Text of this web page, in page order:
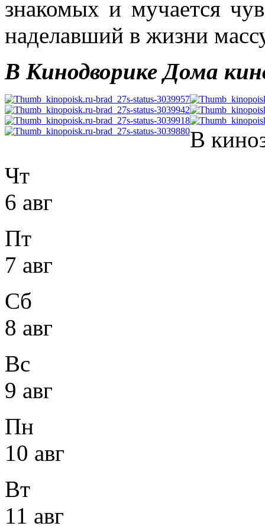
знакомых и мучается
наделавший в жизни
В Кинодворике Дома
В
Чт
6 авг
Пт
7 авг
Сб
8 авг
Вс
9 авг
Пн
10 авг
Вт
11 авг